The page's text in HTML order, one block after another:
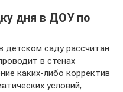
дня в ДОУ по
детском саду рассчитан
в стенах
каких-либо корректив
условий,